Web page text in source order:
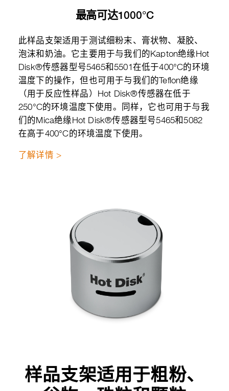
最高可达1000°C
此样品支架适用于测试细粉末、膏状物、凝胶、
泡沫和奶油。它主要用于与我们的Kapton绝缘Hot
Disk®传感器型号5465和5501在低于400°C的环境
温度下的操作，但也可用于与我们的Teflon绝缘
（用于反应性样品）Hot Disk®传感器在低于
250°C的环境温度下使用。同样，它也可用于与我
们的Mica绝缘Hot Disk®传感器型号5465和5082
在高于400°C的环境温度下使用。
了解详情 >
样品支架适用于粗粉、